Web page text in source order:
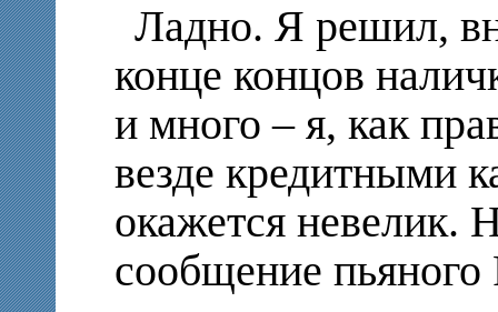
Ладно. Я решил,
конце концов
и много – я, как
везде кредитными
окажется невелик.
сообщение пьяного